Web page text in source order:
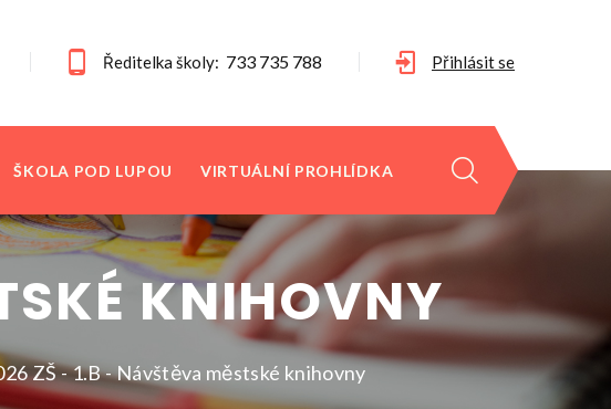
Ředitelka školy: 733 735 788 Přihlásit se
ŠKOLA POD LUPOU VIRTUÁLNÍ PROHLÍDKA
KNIHOVNY
ZŠ - 1.B - Návštěva městské knihovny